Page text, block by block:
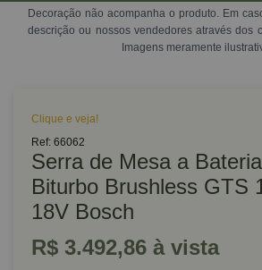
Decoração não acompanha o produto. Em
descrição ou nossos vendedores através dos
Imagens meramente
Clique e veja!
Ref: 66062
Serra de Mesa a
Biturbo Brushless GTS
18V Bosch
R$ 3.492,86 à vista